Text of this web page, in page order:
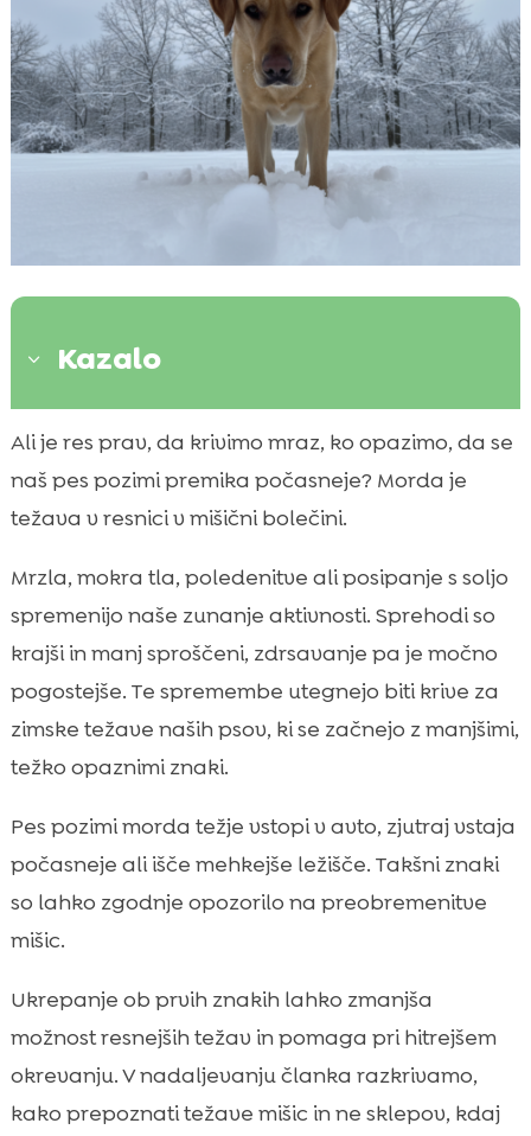
3 Kazalo
 Kaj je mišična bolečina pri psu in zakaj se
pozimi pogosteje pojavi
Najpogostejši znaki, da naš pes čuti mišično
 pes zima prepoznavanje mišične bolečine
 Kako ločimo mišično bolečino od težav s
sklepi, artritisa ali poškodb vezi
Tvegane skupine: kateri psi so pozimi
Domači preizkusi in opazovanje: kako
varno ocenimo bolečino brez tveganja
Kdaj moramo k veterinarju: opozorilni znaki,
Prva pomoč doma pozimi: kaj lahko
naredimo takoj in česa raje ne
Ogrevanje in ohlajanje pred in po zimskem
Najpogostejše zimske situacije, ki
povzročajo mišično bolečino
Prehrana kot podpora mišicam in
regeneraciji v hladnih mesecih
Ali je res prav, da krivimo mraz, ko opazimo, da se
naš pes pozimi premika počasneje? Morda je
težava v resnici v mišični bolečini.
Mrzla, mokra tla, poledenitve ali posipanje s soljo
spremenijo naše zunanje aktivnosti. Sprehodi so
krajši in manj sproščeni, zdrsavanje pa je močno
pogostejše. Te spremembe utegnejo biti krive za
zimske težave naših psov, ki se začnejo z manjšimi,
težko opaznimi znaki.
Pes pozimi morda težje vstopi v avto, zjutraj vstaja
počasneje ali išče mehkejše ležišče. Takšni znaki
so lahko zgodnje opozorilo na preobremenitve
mišic.
Ukrepanje ob prvih znakih lahko zmanjša
možnost resnejših težav in pomaga pri hitrejšem
okrevanju. V nadaljevanju članka razkrivamo,
kako prepoznati težave mišic in ne sklepov, kdaj